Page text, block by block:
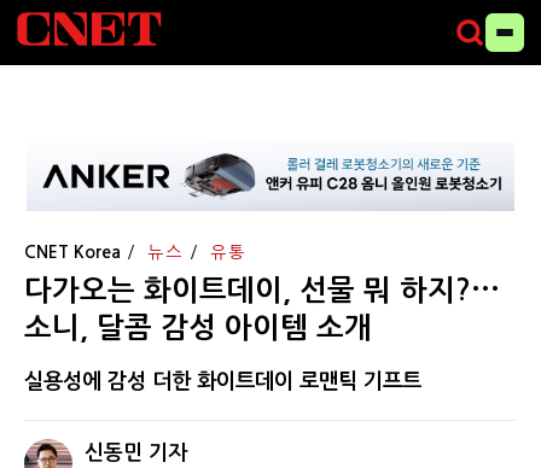
CNET Korea 뉴스 유통
다가오는 화이트데이, 선물 뭐 하지?···
소니, 달콤 감성 아이템 소개
실용성에 감성 더한 화이트데이 로맨틱 기프트
신동민 기자